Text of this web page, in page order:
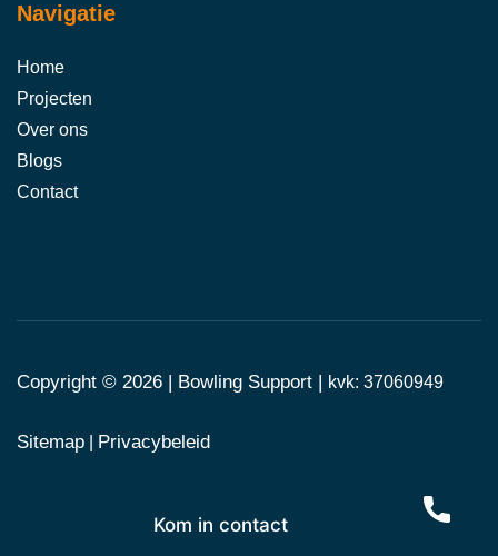
Kom in contact
Navigatie
Home
Projecten
Over ons
Blogs
Contact
Copyright © 2026 | Bowling Support | kvk: 37060949
Sitemap Privacybeleid